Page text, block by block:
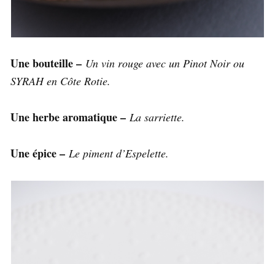
Une bouteille – Un vin rouge avec un Pinot Noir ou
SYRAH en Côte Rotie.
Une herbe aromatique – La sarriette.
Une épice – Le piment d’Espelette.